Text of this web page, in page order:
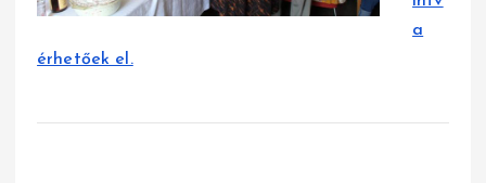
a
érhetőek el.